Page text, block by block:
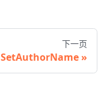
下一页
SetAuthorName